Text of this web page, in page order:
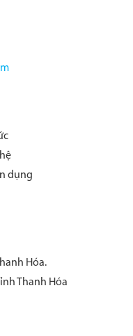
dụng
Hóa.
Thanh Hóa